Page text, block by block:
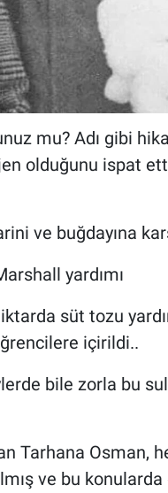
mu? Adı gibi
olduğunu ispat
ve buğdayına
yardımı
süt tozu
içirildi..
bile zorla bu
Tarhana Osman,
ve bu